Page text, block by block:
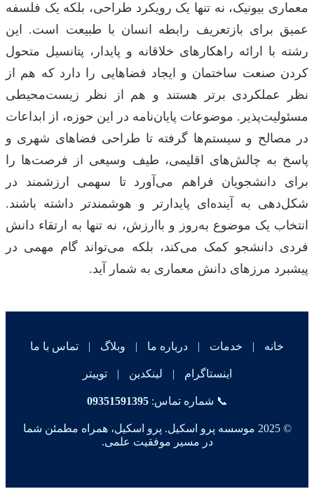
معماری بیونیک، نه تنها یک رویکرد طراحی، بلکه یک فلسفه
عمیق برای بازتعریف رابطه انسان با طبیعت است. این
رشته با ارائه راهکارهای خلاقانه و پایدار، پتانسیل متحول
کردن صنعت ساختمان و ایجاد فضاهایی را دارد که هم از
نظر عملکردی برتر هستند و هم از نظر زیست‌محیطی
مسئولیت‌پذیر. موضوعات پایان‌نامه در این حوزه، از ابداعات
در مصالح و سیستم‌ها گرفته تا طراحی فضاهای شهری و
پاسخ به چالش‌های اقلیمی، طیف وسیعی از فرصت‌ها را
برای دانشجویان فراهم می‌آورد تا سهمی ارزشمند در
شکل‌دهی به آینده‌ای پایدارتر و هوشمندتر داشته باشند.
انتخاب یک موضوع به‌روز و باارزش، نه تنها به ارتقاء دانش
فردی دانشجو کمک می‌کند، بلکه می‌تواند گام مهمی در
پیشبرد مرزهای دانش معماری به شمار آید.
خانه | خدمات | درباره ما | وبلاگ | تماس با ما
اینستاگرام | لینکدین | توییتر
📞 شماره تماس:09351591395
© 2025 موسسه پرو اسکیل. پرو اسکیل، همراه مطمئن شما
در مسیر موفقیت علمی.